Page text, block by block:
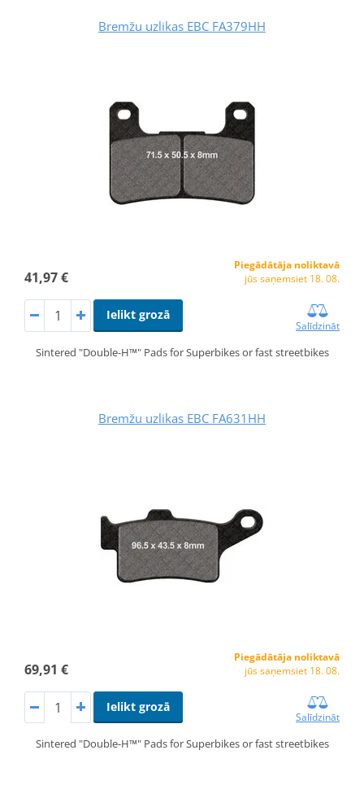
Bremžu uzlikas EBC FA379HH
41,97 €
Piegādātāja noliktavā
jūs saņemsiet 18. 08.
Ielikt grozā
Salīdzināt
Sintered "Double-H™" Pads for Superbikes or fast streetbikes
Bremžu uzlikas EBC FA631HH
69,91 €
Piegādātāja noliktavā
jūs saņemsiet 18. 08.
Ielikt grozā
Salīdzināt
Sintered "Double-H™" Pads for Superbikes or fast streetbikes